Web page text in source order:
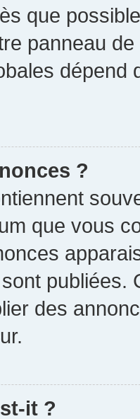
que
panneau
dépend
?
que vous
publiées.
des
it ?